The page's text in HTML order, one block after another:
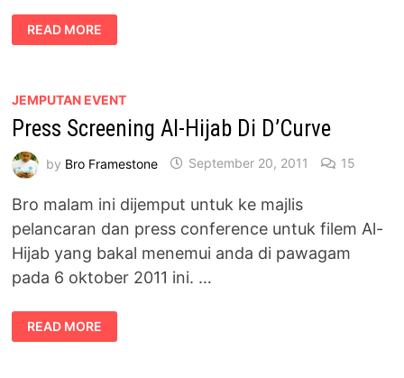
REVIEW
FILEM
AL-
READ MORE
JEMPUTAN EVENT
Press Screening Al-Hijab Di D’Curve
by Bro Framestone September 20, 2011 15
Bro malam ini dijemput untuk ke majlis
pelancaran dan press conference untuk filem Al-
Hijab yang bakal menemui anda di pawagam
pada 6 oktober 2011 ini. …
PRESS
SCREENING
AL-
READ MORE